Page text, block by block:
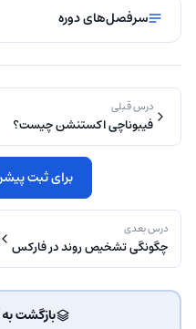
سرفصل‌های دوره
درس قبلی
فیبوناچی اکستنشن چیست؟
برای ثبت
درس بعدی
چگونگی تشخیص روند در فارکس
بازگشت